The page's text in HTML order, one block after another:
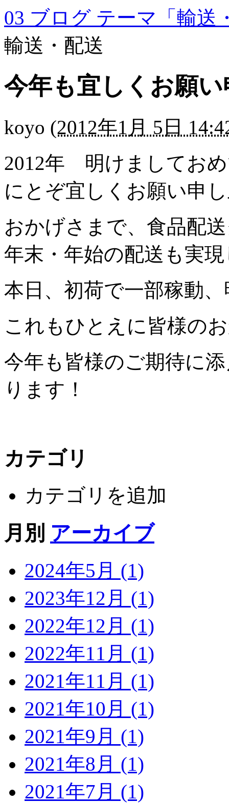
03 ブログ テーマ「輸送
輸送・配送
今年も宜しくお願
koyo (2012年1月 5日
2012年 明けましてお
にとぞ宜しくお願い申
おかげさまで、食品配
年末・年始の配送も実
本日、初荷で一部稼動
これもひとえに皆様の
今年も皆様のご期待に
ります！
カテゴリ
カテゴリを追加
月別 アーカイブ
2024年5月 (1)
2023年12月 (1)
2022年12月 (1)
2022年11月 (1)
2021年11月 (1)
2021年10月 (1)
2021年9月 (1)
2021年8月 (1)
2021年7月 (1)